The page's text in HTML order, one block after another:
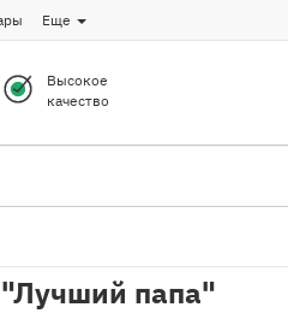
Еще
Высокое
качество
папа"